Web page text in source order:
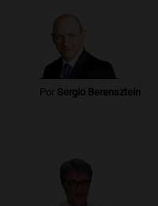
Por Sergio Berensztein